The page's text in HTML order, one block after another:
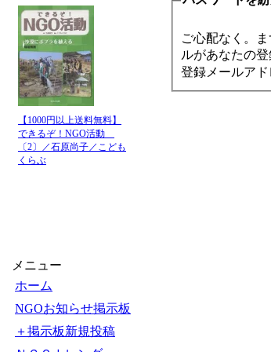
【1000円以上送料無料】
できるぞ！NGO活動
〔2〕／石原尚子／こども
くらぶ
メニュー
ホーム
NGOお知らせ掲示板
＋掲示板新規投稿
ご心配なく。
ルがあなたの
登録メールアド